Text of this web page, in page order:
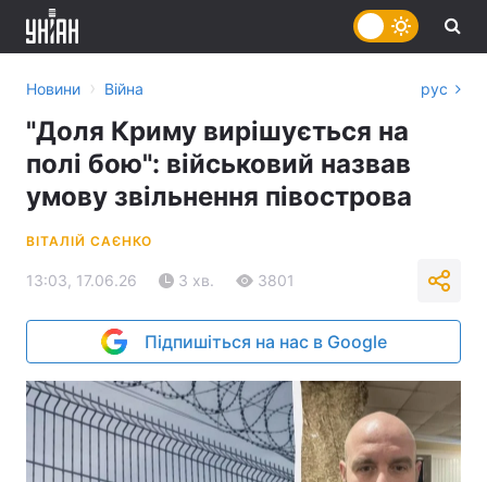
Новини › Війна рус
"Доля Криму вирішується на
полі бою": військовий назвав
умову звільнення півострова
ВІТАЛІЙ САЄНКО
13:03, 17.06.26 3 хв. 3801
Підпишіться на нас в Google